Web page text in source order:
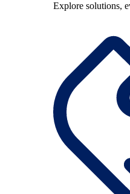
Explore solutions,